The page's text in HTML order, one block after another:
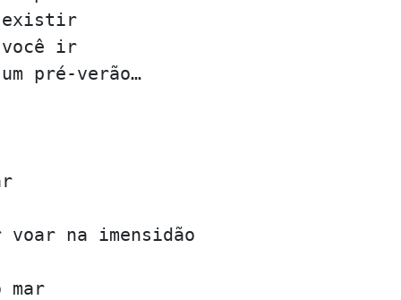
existir
ir
pré-verão…
na imensidão
mar